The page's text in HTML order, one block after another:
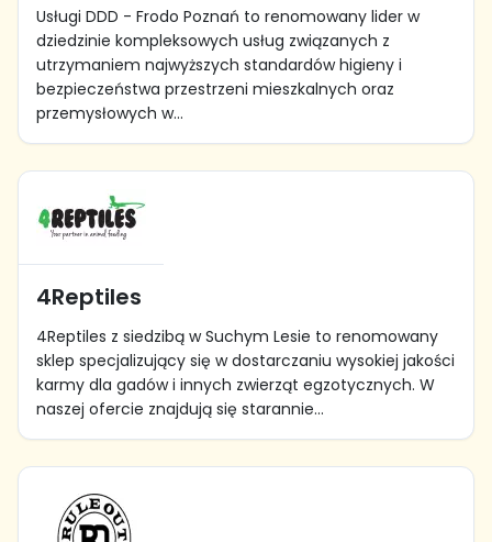
Usługi DDD - Frodo Poznań to renomowany lider w
dziedzinie kompleksowych usług związanych z
utrzymaniem najwyższych standardów higieny i
bezpieczeństwa przestrzeni mieszkalnych oraz
przemysłowych w...
4Reptiles
4Reptiles z siedzibą w Suchym Lesie to renomowany
sklep specjalizujący się w dostarczaniu wysokiej jakości
karmy dla gadów i innych zwierząt egzotycznych. W
naszej ofercie znajdują się starannie...